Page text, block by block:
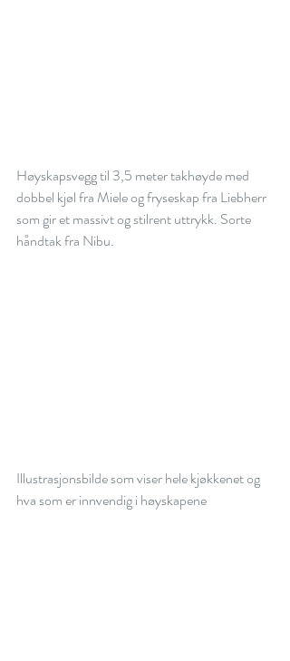
Høyskapsvegg til 3,5 meter takhøyde med
dobbel kjøl fra Miele og fryseskap fra Liebherr
som gir et massivt og stilrent uttrykk. Sorte
håndtak fra Nibu.
Illustrasjonsbilde som viser hele kjøkkenet og
hva som er innvendig i høyskapene